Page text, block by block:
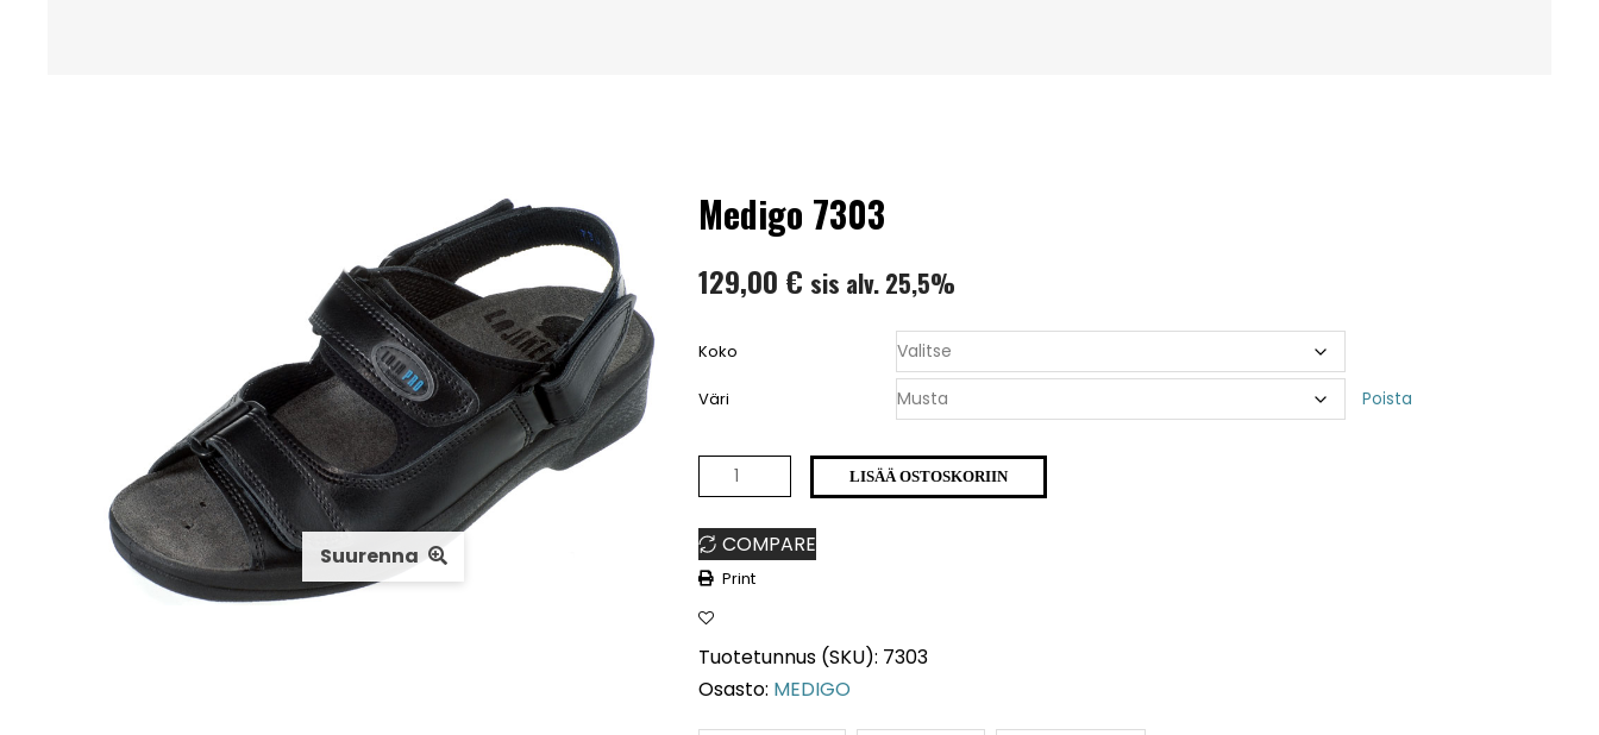
Suurenna
Medigo 7303
129,00 € sis alv. 25,5%
Koko
Väri Poista
Medigo
määrä
LISÄÄ OSTOSKORIIN
COMPARE
Print
Tuotetunnus (SKU): 7303
Osasto: MEDIGO